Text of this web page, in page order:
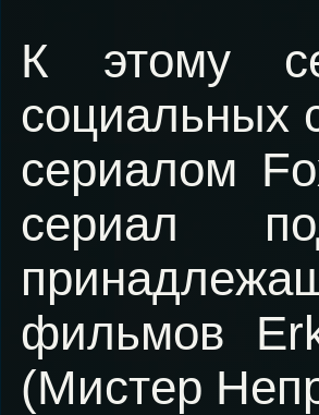
К этому
социальных
сериалом
сериал
фильмов
(Мистер